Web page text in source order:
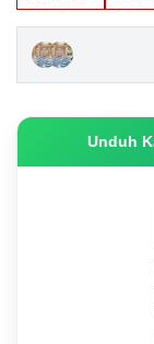
Unduh